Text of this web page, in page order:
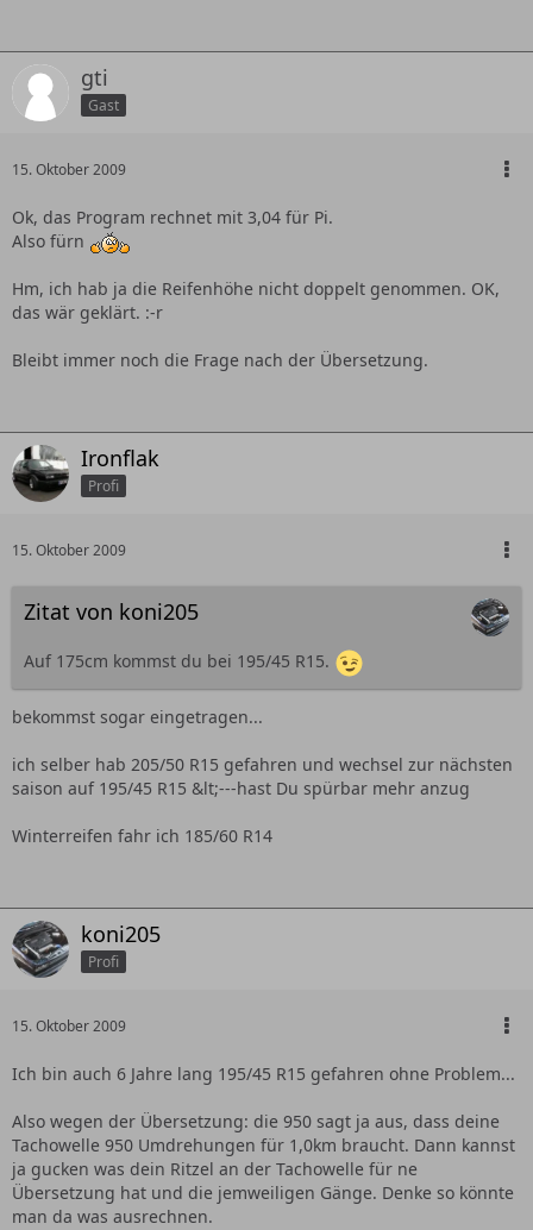
gti
Gast
15. Oktober 2009
Ok, das Program rechnet mit 3,04 für Pi.
Also fürn
Hm, ich hab ja die Reifenhöhe nicht doppelt genommen. OK,
das wär geklärt. :-r
Bleibt immer noch die Frage nach der Übersetzung.
Ironflak
Profi
15. Oktober 2009
Zitat von koni205
Auf 175cm kommst du bei 195/45 R15.
bekommst sogar eingetragen...
ich selber hab 205/50 R15 gefahren und wechsel zur nächsten
saison auf 195/45 R15 &lt;---hast Du spürbar mehr anzug
Winterreifen fahr ich 185/60 R14
koni205
Profi
15. Oktober 2009
Ich bin auch 6 Jahre lang 195/45 R15 gefahren ohne Problem...
Also wegen der Übersetzung: die 950 sagt ja aus, dass deine
Tachowelle 950 Umdrehungen für 1,0km braucht. Dann kannst
ja gucken was dein Ritzel an der Tachowelle für ne
Übersetzung hat und die jemweiligen Gänge. Denke so könnte
man da was ausrechnen.